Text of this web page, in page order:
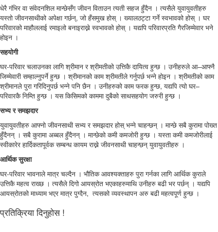
धेरै गंभिर वा संवेदनशिल मान्छेसँग जीवन विताउन त्यती सहज हुँदैन । त्यसैले युवायुवतीहरु
यस्तो जीवनसाथीको अपेक्षा गर्छन्, जो हँसमुख होस् । ख्यालठट्टा गर्ने स्वभावको होस् । घर
परिवारको माहौललाई रमाइलो बनाइराख्ने स्वभावको होस् । यद्यपि परिवारप्रति गैरजिम्मेवार भने
होइन ।
सहयोगी
घर-परिवार चलाउनका लागि श्रीमान र श्रीमतीको उत्तिकै दायित्व हुन्छ । उनीहरुले आ–आफ्नै
जिम्मेवारी सम्हाल्नुपर्ने हुन्छ । श्रीमानको काम श्रीमतीले गर्नुपर्छ भन्ने होइन । श्रीमतीको काम
श्रीमानले पुरा गरिदिनुपर्छ भन्ने पनि छैन । उनीहरुको काम फरक हुन्छ, यद्यपि त्यो घर–
परिवारकै निम्ति हुन्छ । यस किसिमको काममा दुबैको साथसहयोग जरुरी हुन्छ ।
सभ्य र समझदार
युवायुवतीहरु आफ्नो जीवनसाथी सभ्य र समझदार होस् भन्ने चाहन्छन् । मान्छे सबै कुरामा पोख्त
हुँदैनन् । सबै कुरामा अब्बल हुँदैनन् । मान्छेको कमी कमजोरी हुन्छ । यस्ता कमी कमजोरीलाई
स्वीकारेर हार्दिकतापूर्वक सम्बन्ध कायम राख्ने जीवनसाथी चाहन्छन् युवायुवतीहरु ।
आर्थिक सुरक्षा
घर-परिवार भावनाले मात्र चल्दैन । भौतिक आवश्यक्ताहरु पुरा गर्नका लागि आर्थिक कुराले
उत्तिकै महत्व राख्छ । त्यसैले दिगो आयस्रोत भएकाहरुमाथि उनीहरु बढी भर पर्छन् । यद्यपि
आयस्रोतको माध्याम भएर मात्र पुग्दैन, त्यसको व्यवस्थापन अरु बढी महत्वपूर्ण हुन्छ ।
प्रतिक्रिया दिनुहोस !